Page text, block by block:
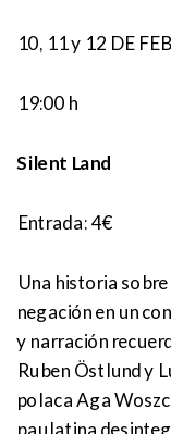
10, 11 y 12 DE
19:00 h
Silent Land
Entrada: 4€
Una historia
negación en un
y narración
Ruben Östlund y
polaca Aga
paulatina